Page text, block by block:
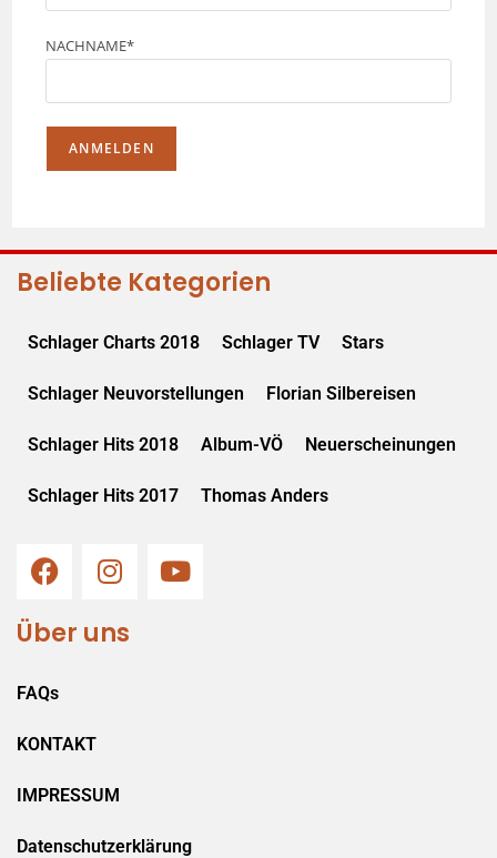
NACHNAME*
Beliebte Kategorien
Schlager Charts 2018 Schlager TV Stars
Schlager Neuvorstellungen Florian Silbereisen
Schlager Hits 2018 Album-VÖ Neuerscheinungen
Schlager Hits 2017 Thomas Anders
Über uns
FAQs
KONTAKT
IMPRESSUM
Datenschutzerklärung